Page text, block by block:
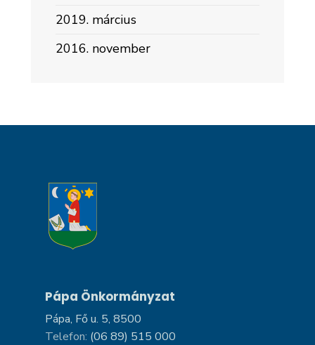
2019. március
2016. november
Pápa Önkormányzat
Pápa, Fő u. 5, 8500
Telefon: (06 89) 515 000